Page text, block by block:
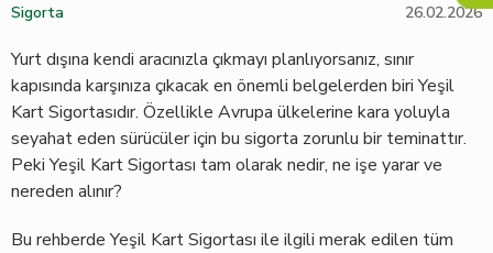
Sigorta 26.02.2026
Yurt dışına kendi aracınızla çıkmayı planlıyorsanız, sınır
kapısında karşınıza çıkacak en önemli belgelerden biri Yeşil
Kart Sigortasıdır. Özellikle Avrupa ülkelerine kara yoluyla
seyahat eden sürücüler için bu sigorta zorunlu bir teminattır.
Peki Yeşil Kart Sigortası tam olarak nedir, ne işe yarar ve
nereden alınır?
Bu rehberde Yeşil Kart Sigortası ile ilgili merak edilen tüm